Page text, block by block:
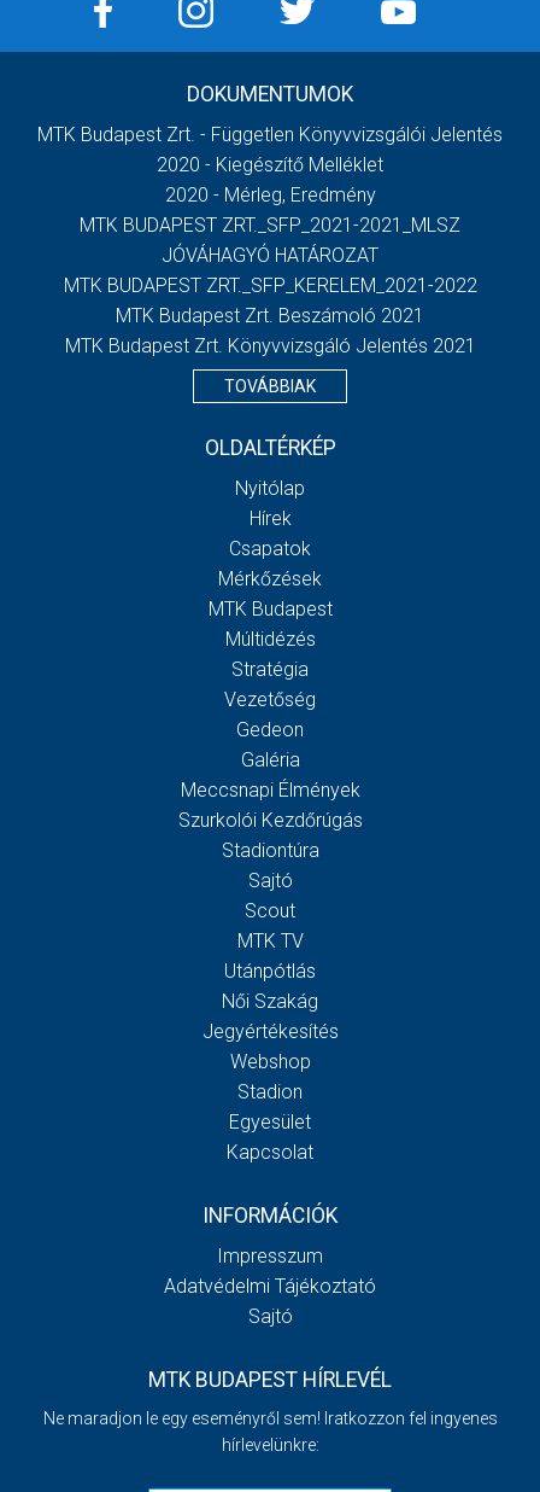
DOKUMENTUMOK
MTK Budapest Zrt. - Független Könyvvizsgálói Jelentés
2020 - Kiegészítő Melléklet
2020 - Mérleg, Eredmény
MTK BUDAPEST ZRT._SFP_2021-2021_MLSZ
JÓVÁHAGYÓ HATÁROZAT
MTK BUDAPEST ZRT._SFP_KERELEM_2021-2022
MTK Budapest Zrt. Beszámoló 2021
MTK Budapest Zrt. Könyvvizsgáló Jelentés 2021
TOVÁBBIAK
OLDALTÉRKÉP
Nyitólap
Hírek
Csapatok
Mérkőzések
MTK Budapest
Múltidézés
Stratégia
Vezetőség
Gedeon
Galéria
Meccsnapi Élmények
Szurkolói Kezdőrúgás
Stadiontúra
Sajtó
Scout
MTK TV
Utánpótlás
Női Szakág
Jegyértékesítés
Webshop
Stadion
Egyesület
Kapcsolat
INFORMÁCIÓK
Impresszum
Adatvédelmi Tájékoztató
Sajtó
MTK BUDAPEST HÍRLEVÉL
Ne maradjon le egy eseményről sem! Iratkozzon fel ingyenes
hírlevelünkre: